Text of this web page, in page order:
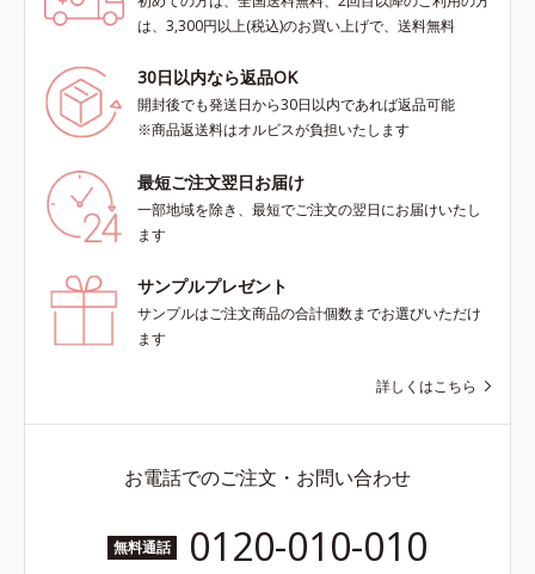
は、3,300円以上(税込)のお買い上げで、送料無料
30日以内なら返品OK
開封後でも発送日から30日以内であれば返品可能
※商品返送料はオルビスが負担いたします
最短ご注文翌日お届け
一部地域を除き、最短でご注文の翌日にお届けいたし
ます
サンプルプレゼント
サンプルはご注文商品の合計個数までお選びいただけ
ます
詳しくはこちら
お電話でのご注文・お問い合わせ
無料通話 0120-010-010